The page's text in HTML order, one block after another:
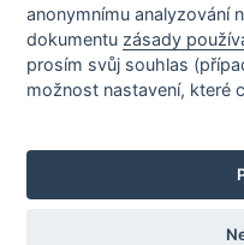
anonymnímu analyzování
dokumentu zásady
prosím svůj souhlas
možnost nastavení, které